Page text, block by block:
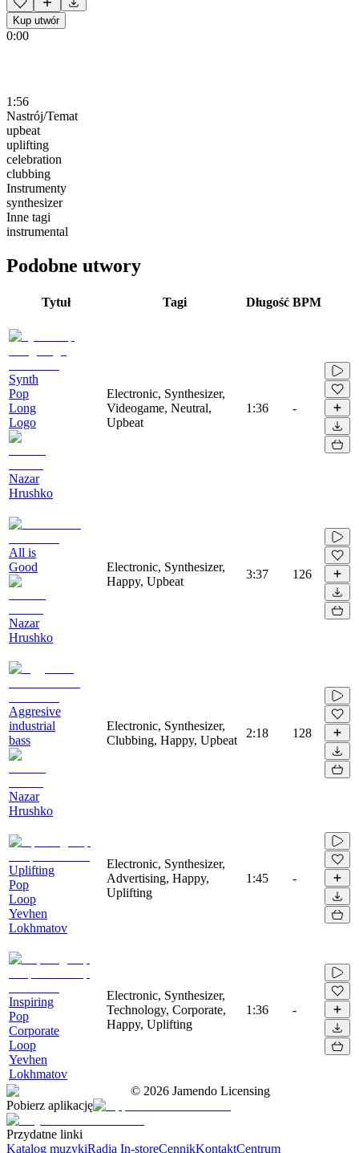
Kup utwór
0:00
1:56
Nastrój/Temat
upbeat
uplifting
celebration
clubbing
Instrumenty
synthesizer
Inne tagi
instrumental
Podobne utwory
Tytuł Tagi Długość BPM
Synth
Pop
Long
Logo
Nazar
Hrushko
Electronic, Synthesizer,
Videogame, Neutral,
Upbeat
1:36 -
All is
Good
Nazar
Hrushko
Electronic, Synthesizer,
Happy, Upbeat
3:37 126
Aggresive
industrial
bass
Nazar
Hrushko
Electronic, Synthesizer,
Clubbing, Happy, Upbeat
2:18 128
Uplifting
Pop
Loop
Yevhen
Lokhmatov
Electronic, Synthesizer,
Advertising, Happy,
Uplifting
1:45 -
Inspiring
Pop
Corporate
Loop
Yevhen
Lokhmatov
Electronic, Synthesizer,
Technology, Corporate,
Happy, Uplifting
1:36 -
© 2026 Jamendo Licensing
Pobierz aplikację
Przydatne linki
Katalog muzykiRadia In-storeCennikKontaktCentrum